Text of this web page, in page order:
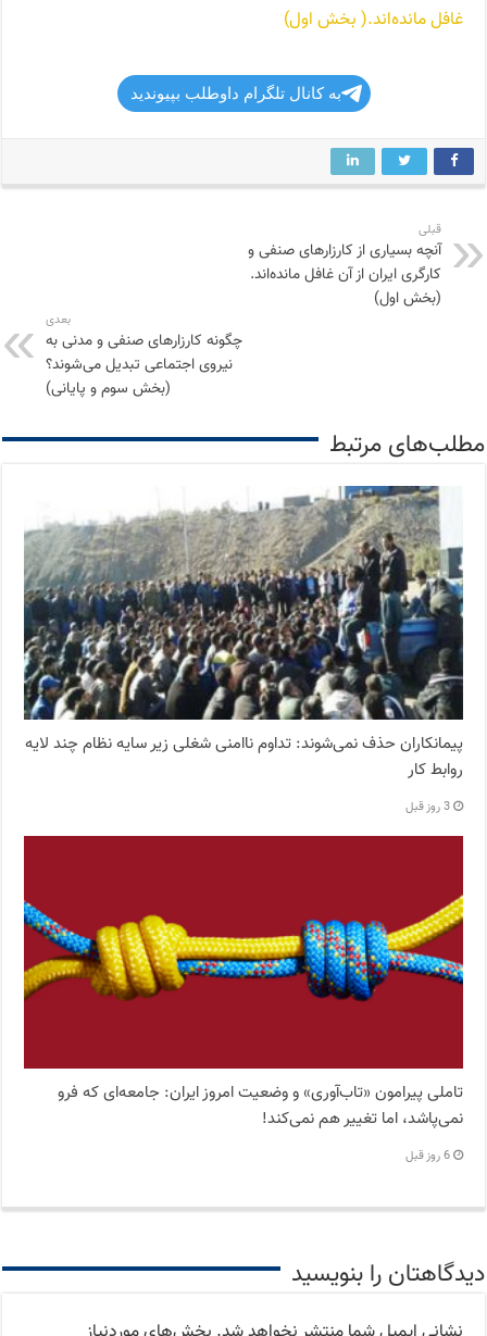
غافل مانده‌اند.( بخش اول)
به کانال تلگرام داوطلب بپیوندید
قبلی
آنچه بسیاری از کارزارهای صنفی و
کارگری ایران از آن غافل مانده‌اند.
(بخش اول)
بعدی
چگونه کارزارهای صنفی و مدنی به
نیروی اجتماعی تبدیل می‌شوند؟
(بخش سوم و پایانی)
مطلب‌های مرتبط
پیمانکاران حذف نمی‌شوند: تداوم ناامنی شغلی زیر سایه نظام چند لایه
روابط کار
3 روز قبل
تاملی پیرامون «تاب‌آوری» و وضعیت امروز ایران: جامعه‌ای که فرو
نمی‌پاشد، اما تغییر هم نمی‌کند!
6 روز قبل
دیدگاهتان را بنویسید